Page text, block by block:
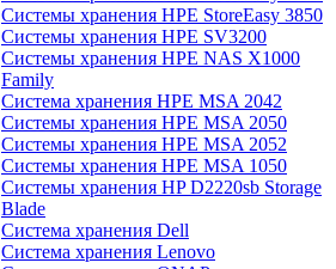
Системы хранения HPE StoreEasy 3850
Системы хранения HPE SV3200
Системы хранения HPE NAS X1000
Family
Система хранения HPE MSA 2042
Системы хранения HPE MSA 2050
Системы хранения HPE MSA 2052
Системы хранения HPE MSA 1050
Системы хранения HP D2220sb Storage
Blade
Система хранения Dell
Система хранения Lenovo